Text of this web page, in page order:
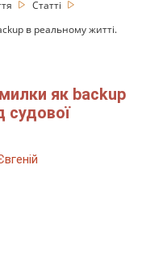
Статті
в реальному житті.
як backup
судової